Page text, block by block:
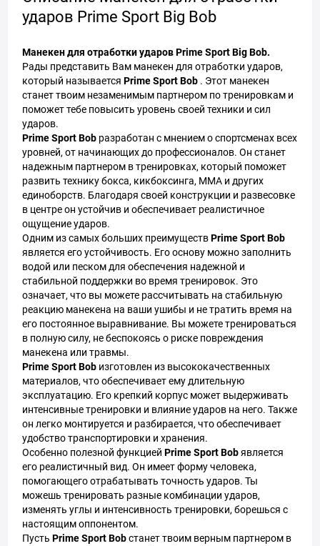
ударов Prime Sport Big Bob
Манекен для отработки ударов Prime Sport Big Bob.
Рады представить Вам манекен для отработки ударов,
который называется Prime Sport Bob . Этот манекен
станет твоим незаменимым партнером по тренировкам и
поможет тебе повысить уровень своей техники и сил
ударов.
Prime Sport Bob разработан с мнением о спортсменах всех
уровней, от начинающих до профессионалов. Он станет
надежным партнером в тренировках, который поможет
развить технику бокса, кикбоксинга, ММА и других
единоборств. Благодаря своей конструкции и развесовке
в центре он устойчив и обеспечивает реалистичное
ощущение ударов.
Одним из самых больших преимуществPrime Sport Bob
является его устойчивость. Его основу можно заполнить
водой или песком для обеспечения надежной и
стабильной поддержки во время тренировок. Это
означает, что вы можете рассчитывать на стабильную
реакцию манекена на ваши ушибы и не тратить время на
его постоянное выравнивание. Вы можете тренироваться
в полную силу, не беспокоясь о риске повреждения
манекена или травмы.
Prime Sport Bob изготовлен из высококачественных
материалов, что обеспечивает ему длительную
эксплуатацию. Его крепкий корпус может выдерживать
интенсивные тренировки и влияние ударов на него. Также
он легко монтируется и разбирается, что обеспечивает
удобство транспортировки и хранения.
Особенно полезной функцией Prime Sport Bobявляется
его реалистичный вид. Он имеет форму человека,
помогающего отрабатывать точность ударов. Ты
можешь тренировать разные комбинации ударов,
изменять углы и интенсивность тренировки, борешься с
настоящим оппонентом.
Пусть Prime Sport Bobстанет твоим верным партнером в